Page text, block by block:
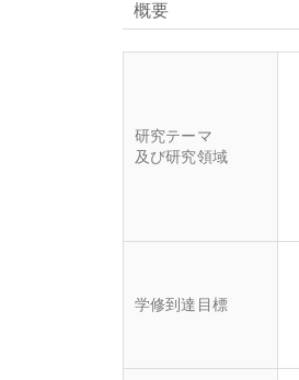
概要
研究テーマ
及び研究領域
学修到達目標